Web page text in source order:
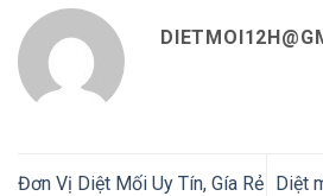
Đơn Vị Diệt Mối Uy Tín, Gía Rẻ Diệt